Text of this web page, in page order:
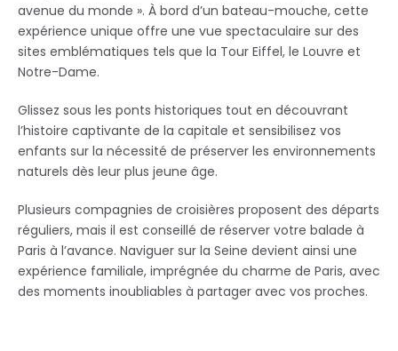
avenue du monde ». À bord d’un bateau-mouche, cette
expérience unique offre une vue spectaculaire sur des
sites emblématiques tels que la Tour Eiffel, le Louvre et
Notre-Dame.
Glissez sous les ponts historiques tout en découvrant
l’histoire captivante de la capitale et sensibilisez vos
enfants sur la nécessité de préserver les environnements
naturels dès leur plus jeune âge.
Plusieurs compagnies de croisières proposent des départs
réguliers, mais il est conseillé de réserver votre balade à
Paris à l’avance. Naviguer sur la Seine devient ainsi une
expérience familiale, imprégnée du charme de Paris, avec
des moments inoubliables à partager avec vos proches.